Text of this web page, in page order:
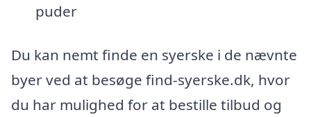
puder
Du kan nemt finde en syerske i de nævnte
byer ved at besøge find-syerske.dk, hvor
du har mulighed for at bestille tilbud og